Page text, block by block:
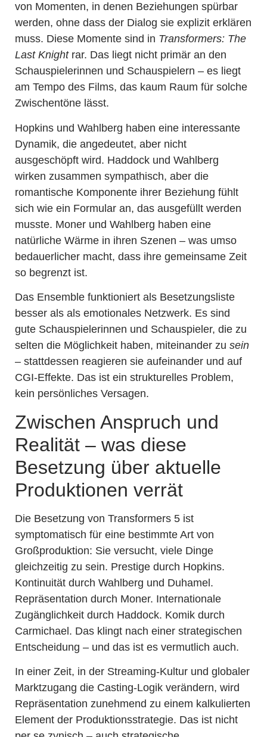
von Momenten, in denen Beziehungen spürbar
werden, ohne dass der Dialog sie explizit erklären
muss. Diese Momente sind in Transformers: The
Last Knightrar. Das liegt nicht primär an den
Schauspielerinnen und Schauspielern – es liegt
am Tempo des Films, das kaum Raum für solche
Zwischentöne lässt.
Hopkins und Wahlberg haben eine interessante
Dynamik, die angedeutet, aber nicht
ausgeschöpft wird. Haddock und Wahlberg
wirken zusammen sympathisch, aber die
romantische Komponente ihrer Beziehung fühlt
sich wie ein Formular an, das ausgefüllt werden
musste. Moner und Wahlberg haben eine
natürliche Wärme in ihren Szenen – was umso
bedauerlicher macht, dass ihre gemeinsame Zeit
so begrenzt ist.
Das Ensemble funktioniert als Besetzungsliste
besser als als emotionales Netzwerk. Es sind
gute Schauspielerinnen und Schauspieler, die zu
selten die Möglichkeit haben, miteinander zu sein
– stattdessen reagieren sie aufeinander und auf
CGI-Effekte. Das ist ein strukturelles Problem,
kein persönliches Versagen.
Zwischen Anspruch und
Realität – was diese
Besetzung über aktuelle
Produktionen verrät
Die Besetzung von Transformers 5 ist
symptomatisch für eine bestimmte Art von
Großproduktion: Sie versucht, viele Dinge
gleichzeitig zu sein. Prestige durch Hopkins.
Kontinuität durch Wahlberg und Duhamel.
Repräsentation durch Moner. Internationale
Zugänglichkeit durch Haddock. Komik durch
Carmichael. Das klingt nach einer strategischen
Entscheidung – und das ist es vermutlich auch.
In einer Zeit, in der Streaming-Kultur und globaler
Marktzugang die Casting-Logik verändern, wird
Repräsentation zunehmend zu einem kalkulierten
Element der Produktionsstrategie. Das ist nicht